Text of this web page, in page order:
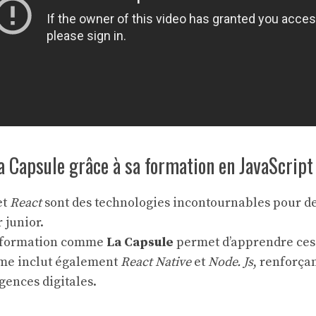
Capsule grâce à sa formation en
Reactsont des technologies incontournables pour
junior.
comme La Capsule permet d’apprendre
inclut également React NativeetNode. Js,
digitales.